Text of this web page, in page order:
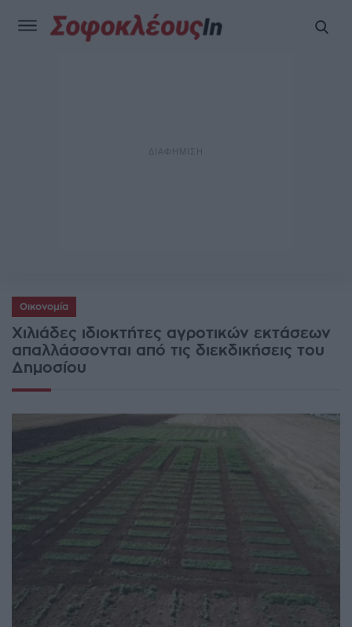
Οικονομία
Χιλιάδες ιδιοκτήτες αγροτικών εκτάσεων
απαλλάσσονται από τις διεκδικήσεις του
Δημοσίου